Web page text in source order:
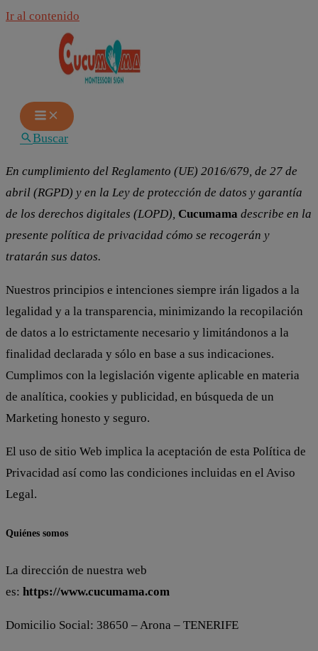
Ir al contenido
Buscar
En cumplimiento del Reglamento (UE) 2016/679, de 27 de
abril (RGPD) y en la Ley de protección de datos y garantía
de los derechos digitales (LOPD), Cucumama describe en la
presente política de privacidad cómo se recogerán y
tratarán sus datos.
Nuestros principios e intenciones siempre irán ligados a la
legalidad y a la transparencia, minimizando la recopilación
de datos a lo estrictamente necesario y limitándonos a la
finalidad declarada y sólo en base a sus indicaciones.
Cumplimos con la legislación vigente aplicable en materia
de analítica, cookies y publicidad, en búsqueda de un
Marketing honesto y seguro.
El uso de sitio Web implica la aceptación de esta Política de
Privacidad así como las condiciones incluidas en el Aviso
Legal.
Quiénes somos
La dirección de nuestra web
es: https://www.cucumama.com
Domicilio Social: 38650 – Arona – TENERIFE